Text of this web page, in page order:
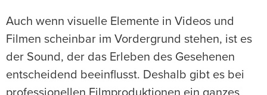
Auch wenn visuelle Elemente in Videos und
Filmen scheinbar im Vordergrund stehen, ist es
der Sound, der das Erleben des Gesehenen
entscheidend beeinflusst. Deshalb gibt es bei
professionellen Filmproduktionen ein ganzes